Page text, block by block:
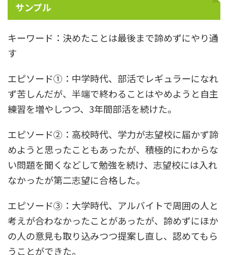
サンプル
キーワード：決めたことは最後まで諦めずにやり通
す
エピソード①：中学時代、部活でレギュラーになれ
ず苦しんだが、半端で終わることはやめようと自主
練習を増やしつつ、3年間部活を続けた。
エピソード②：高校時代、学力が志望校に届かず諦
めようと思ったこともあったが、積極的にわからな
い問題を聞くなどして勉強を続け、志望校には入れ
なかったが第二志望に合格した。
エピソード③：大学時代、アルバイトで周囲の人と
考えが合わなかったことがあったが、諦めずにほか
の人の意見も取り込みつつ提案し直し、認めてもら
うことができた。